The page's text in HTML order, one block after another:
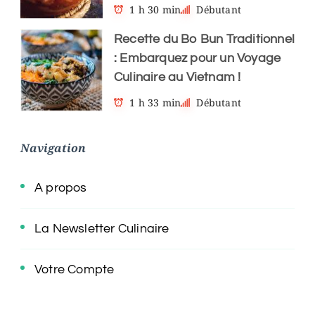
1 h 30 min
Débutant
Recette du Bo Bun Traditionnel
: Embarquez pour un Voyage
Culinaire au Vietnam !
1 h 33 min
Débutant
Navigation
A propos
La Newsletter Culinaire
Votre Compte